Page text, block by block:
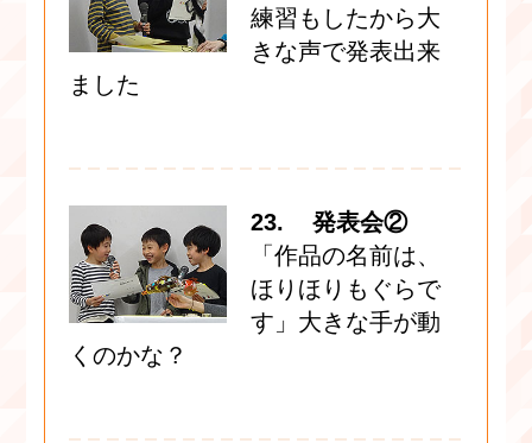
練習もしたから大
きな声で発表出来
ました
23. 発表会②
「作品の名前は、
ほりほりもぐらで
す」大きな手が動
くのかな？